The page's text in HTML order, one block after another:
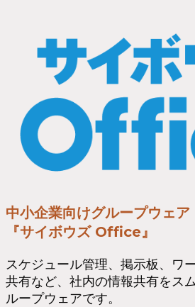
中小企業向けグループウェア
『サイボウズ Office』
スケジュール管理、掲示板、ワ
共有など、社内の情報共有をス
ループウェアです。